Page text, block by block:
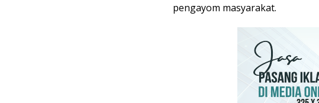
pengayom masyarakat.